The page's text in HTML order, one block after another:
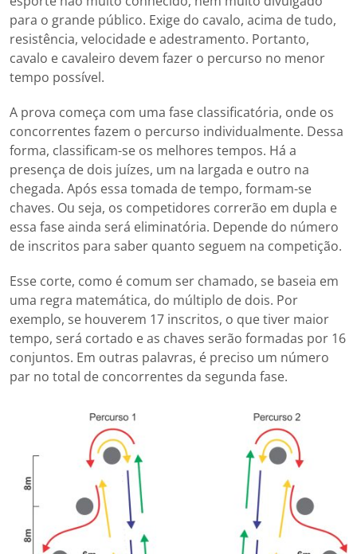
para o grande público. Exige do cavalo, acima de tudo,
resistência, velocidade e adestramento. Portanto,
cavalo e cavaleiro devem fazer o percurso no menor
tempo possível.
A prova começa com uma fase classificatória, onde os
concorrentes fazem o percurso individualmente. Dessa
forma, classificam-se os melhores tempos. Há a
presença de dois juízes, um na largada e outro na
chegada. Após essa tomada de tempo, formam-se
chaves. Ou seja, os competidores correrão em dupla e
essa fase ainda será eliminatória. Depende do número
de inscritos para saber quanto seguem na competição.
Esse corte, como é comum ser chamado, se baseia em
uma regra matemática, do múltiplo de dois. Por
exemplo, se houverem 17 inscritos, o que tiver maior
tempo, será cortado e as chaves serão formadas por 16
conjuntos. Em outras palavras, é preciso um número
par no total de concorrentes da segunda fase.